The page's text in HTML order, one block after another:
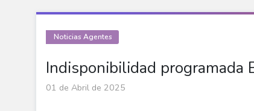
Indisponibilidad programada
Noticias Agentes
01 de Abril de 2025